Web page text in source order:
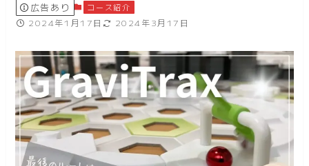
広告あり コース紹介
2024年1月17日 2024年3月17日